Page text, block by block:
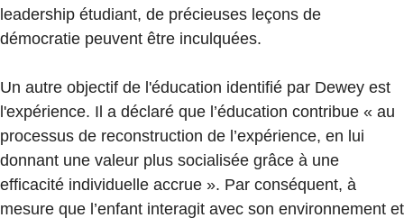
leadership étudiant, de précieuses leçons de
démocratie peuvent être inculquées.
Un autre objectif de l'éducation identifié par Dewey est
l'expérience. Il a déclaré que l’éducation contribue « au
processus de reconstruction de l’expérience, en lui
donnant une valeur plus socialisée grâce à une
efficacité individuelle accrue ». Par conséquent, à
mesure que l’enfant interagit avec son environnement et